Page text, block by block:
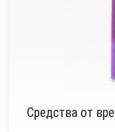
Средства от